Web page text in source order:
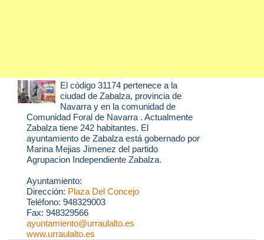
El código 31174 pertenece a la
ciudad de Zabalza, provincia de
Navarra y en la comunidad de
Comunidad Foral de Navarra . Actualmente
Zabalza tiene 242 habitantes. El
ayuntamiento de Zabalza está gobernado por
Marina Mejias Jimenez del partido
Agrupacion Independiente Zabalza.
Ayuntamiento:
Dirección: Plaza Del Concejo
Teléfono: 948329003
Fax: 948329566
ayuntamiento@urraulalto.es
www.urraulalto.es